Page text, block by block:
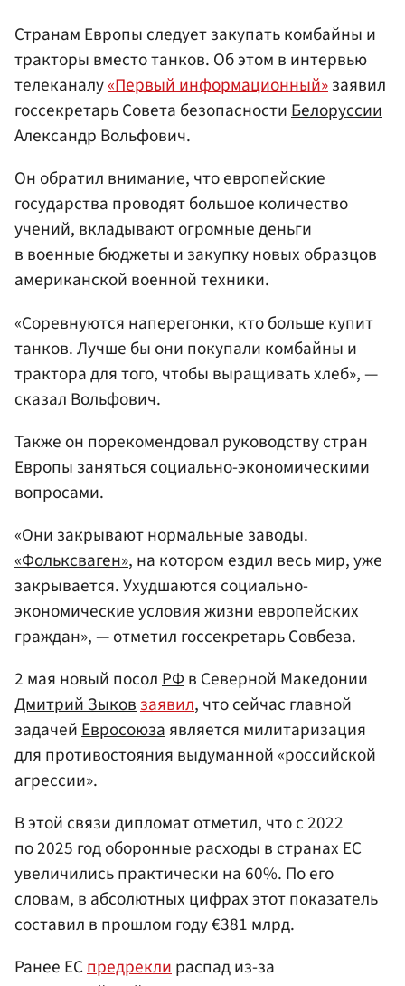
Странам Европы следует закупать комбайны и
тракторы вместо танков. Об этом в интервью
телеканалу«Первый информационный»заявил
госсекретарь Совета безопасностиБелоруссии
Александр Вольфович.
Он обратил внимание, что европейские
государства проводят большое количество
учений, вкладывают огромные деньги
в военные бюджеты и закупку новых образцов
американской военной техники.
«Соревнуются наперегонки, кто больше купит
танков. Лучше бы они покупали комбайны и
трактора для того, чтобы выращивать хлеб», —
сказал Вольфович.
Также он порекомендовал руководству стран
Европы заняться социально-экономическими
вопросами.
«Они закрывают нормальные заводы.
«Фольксваген», на котором ездил весь мир, уже
закрывается. Ухудшаются социально-
экономические условия жизни европейских
граждан», — отметил госсекретарь Совбеза.
2 мая новый посолРФв Северной Македонии
Дмитрий Зыковзаявил, что сейчас главной
задачейЕвросоюзаявляется милитаризация
для противостояния выдуманной «российской
агрессии».
В этой связи дипломат отметил, что с 2022
по 2025 год оборонные расходы в странах ЕС
увеличились практически на 60%. По его
словам, в абсолютных цифрах этот показатель
составил в прошлом году €381 млрд.
Ранее ЕСпредреклираспад из-за